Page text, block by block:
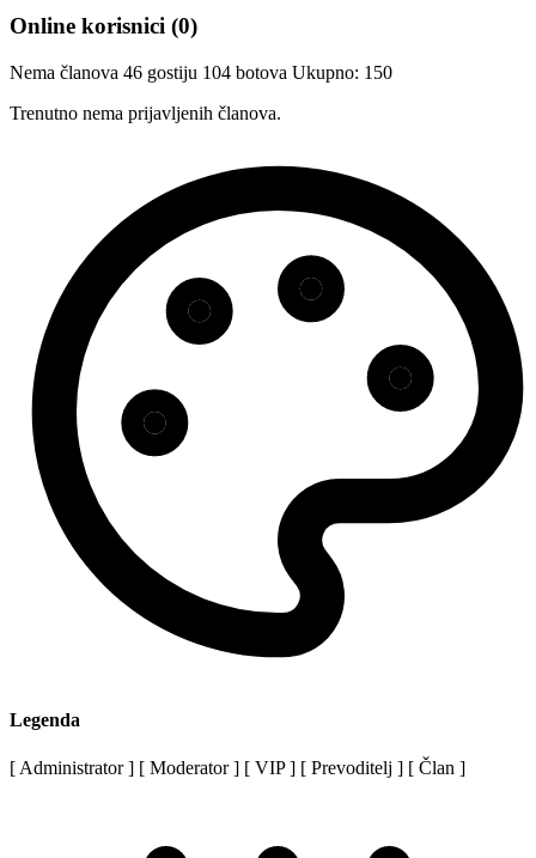
Online korisnici (0)
Nema članova 46 gostiju 104 botova Ukupno: 150
Trenutno nema prijavljenih članova.
Legenda
[ Administrator] [ Moderator] [ VIP] [ Prevoditelj ] [ Član ]